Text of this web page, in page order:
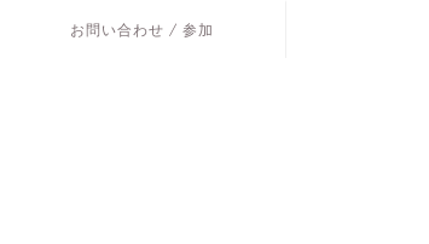
お問い合わせ / 参加